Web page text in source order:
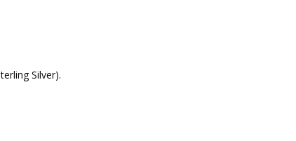
Silver).